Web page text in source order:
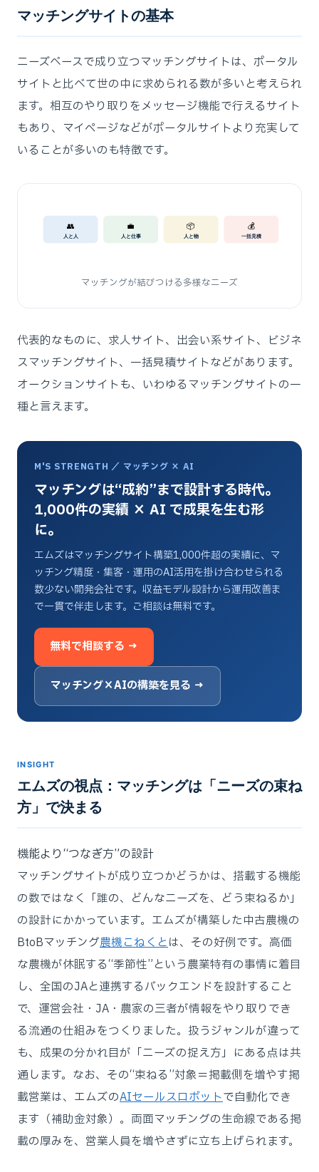
マッチングサイトの基本
ニーズベースで成り立つマッチングサイトは、ポータル
サイトと比べて世の中に求められる数が多いと考えられ
ます。相互のやり取りをメッセージ機能で行えるサイト
もあり、マイページなどがポータルサイトより充実して
いることが多いのも特徴です。
👥
人と人
💼
人と仕事
📦
人と物
💰
一括見積
マッチングが結びつける多様なニーズ
代表的なものに、求人サイト、出会い系サイト、ビジネ
スマッチングサイト、一括見積サイトなどがあります。
オークションサイトも、いわゆるマッチングサイトの一
種と言えます。
M'S STRENGTH ／ マッチング × AI
マッチングは“成約”まで設計する時代。
1,000件の実績 × AI で成果を生む形
に。
エムズはマッチングサイト構築1,000件超の実績に、マ
ッチング精度・集客・運用のAI活用を掛け合わせられる
数少ない開発会社です。収益モデル設計から運用改善ま
で一貫で伴走します。ご相談は無料です。
無料で相談する →
マッチング×AIの構築を見る →
INSIGHT
エムズの視点：マッチングは「ニーズの束ね
方」で決まる
機能より“つなぎ方”の設計
マッチングサイトが成り立つかどうかは、搭載する機能
の数ではなく「誰の、どんなニーズを、どう束ねるか」
の設計にかかっています。エムズが構築した中古農機の
BtoBマッチング農機こねくとは、その好例です。高価
な農機が休眠する“季節性”という農業特有の事情に着目
し、全国のJAと連携するバックエンドを設計すること
で、運営会社・JA・農家の三者が情報をやり取りでき
る流通の仕組みをつくりました。扱うジャンルが違って
も、成果の分かれ目が「ニーズの捉え方」にある点は共
通します。なお、その“束ねる”対象＝掲載側を増やす掲
載営業は、エムズのAIセールスロボットで自動化でき
ます（補助金対象）。両面マッチングの生命線である掲
載の厚みを、営業人員を増やさずに立ち上げられます。